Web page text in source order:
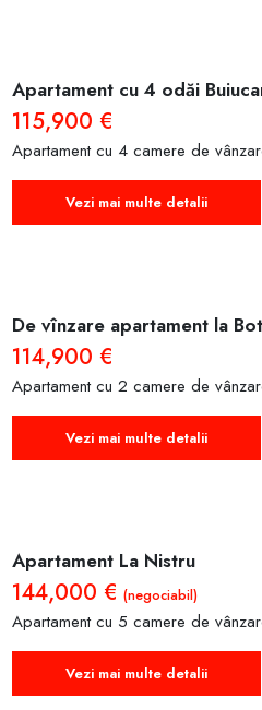
Apartament cu 4 odăi
115,900 €
Apartament cu 4 camere de
Vezi mai multe detalii
De vînzare apartament la
114,900 €
Apartament cu 2 camere de
Vezi mai multe detalii
Apartament La Nistru
144,000 € (negociabil)
Apartament cu 5 camere de
Vezi mai multe detalii